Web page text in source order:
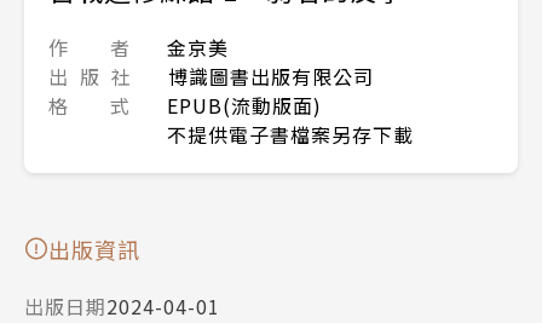
作 者
金京美
出 版 社
博識圖書出版有限公司
格 式
EPUB(流動版面)
不提供電子書檔案另存下載
出版資訊
出版日期2024-04-01